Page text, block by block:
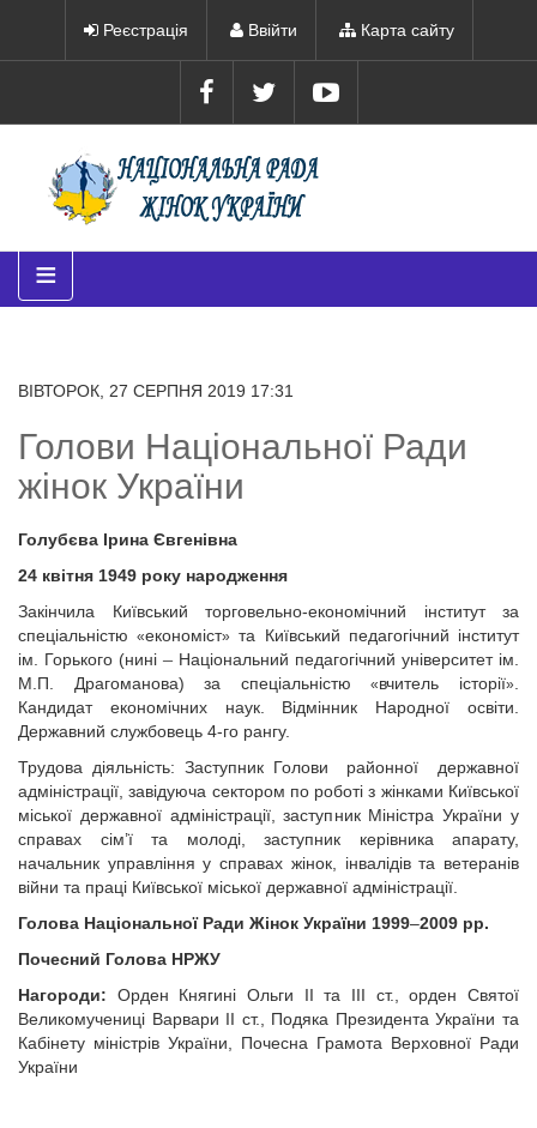
Реєстрація Ввійти Карта сайту
≡
ВІВТОРОК, 27 СЕРПНЯ 2019 17:31
Голови Національної Ради
жінок України
Голубєва Ірина Євгенівна
24 квітня 1949 року народження
Закінчила Київський торговельно-економічний інститут за
спеціальністю«економіст» та Київський педагогічний інститут
ім. Горького (нині – Національний педагогічний університет ім.
М.П. Драгоманова) за спеціальністю«вчитель історії»
Кандидат економічних наук. Відмінник Народної освіти.
Державний службовець 4-го рангу.
Трудова діяльність: Заступник Голови районної державної
адміністрації, завідуюча сектором по роботі з жінками Київської
міської державної адміністрації, заступник Міністра України у
справах сім’ї та молоді, заступник керівника апарату,
начальник управління у справах жінок, інвалідів та ветеранів
війни та праці Київської міської державної адміністрації.
Голова Національної Ради Жінок України 1999–2009 рр.
Почесний Голова НРЖУ
Нагороди: Орден Княгині Ольги ІІ та ІІІ ст., орден Святої
Великомучениці Варвари ІІ ст., Подяка Президента України та
Кабінету міністрів України, Почесна Грамота Верховної Ради
України